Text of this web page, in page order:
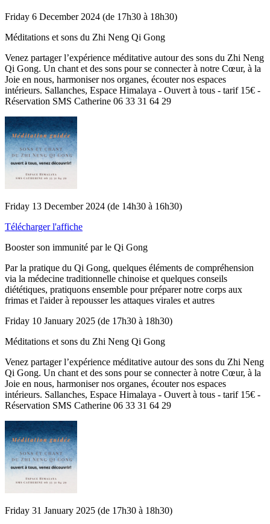
Friday 6 December 2024 (de 17h30 à 18h30)
Méditations et sons du Zhi Neng Qi Gong
Venez partager l’expérience méditative autour des sons du Zhi Neng
Qi Gong. Un chant et des sons pour se connecter à notre Cœur, à la
Joie en nous, harmoniser nos organes, écouter nos espaces
intérieurs. Sallanches, Espace Himalaya - Ouvert à tous - tarif 15€ -
Réservation SMS Catherine 06 33 31 64 29
Friday 13 December 2024 (de 14h30 à 16h30)
Télécharger l'affiche
Booster son immunité par le Qi Gong
Par la pratique du Qi Gong, quelques éléments de compréhension
via la médecine traditionnelle chinoise et quelques conseils
diététiques, pratiquons ensemble pour préparer notre corps aux
frimas et l'aider à repousser les attaques virales et autres
Friday 10 January 2025 (de 17h30 à 18h30)
Méditations et sons du Zhi Neng Qi Gong
Venez partager l’expérience méditative autour des sons du Zhi Neng
Qi Gong. Un chant et des sons pour se connecter à notre Cœur, à la
Joie en nous, harmoniser nos organes, écouter nos espaces
intérieurs. Sallanches, Espace Himalaya - Ouvert à tous - tarif 15€ -
Réservation SMS Catherine 06 33 31 64 29
Friday 31 January 2025 (de 17h30 à 18h30)